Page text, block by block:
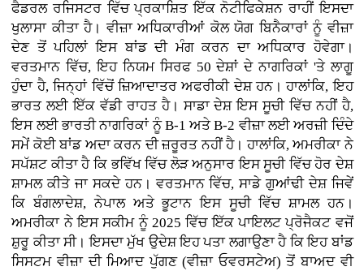
ਫੈਡਰਲ ਰਜਿਸਟਰ ਵਿੱਚ ਪ੍ਰਕਾਸ਼ਿਤ ਇੱਕ ਨੋਟੀਫਿਕੇਸ਼ਨ ਰਾਹੀਂ ਇਸਦਾ
ਖੁਲਾਸਾ ਕੀਤਾ ਹੈ। ਵੀਜ਼ਾ ਅਧਿਕਾਰੀਆਂ ਕੋਲ ਯੋਗ ਬਿਨੈਕਾਰਾਂ ਨੂੰ ਵੀਜ਼ਾ
ਦੇਣ ਤੋਂ ਪਹਿਲਾਂ ਇਸ ਬਾਂਡ ਦੀ ਮੰਗ ਕਰਨ ਦਾ ਅਧਿਕਾਰ ਹੋਵੇਗਾ।
ਵਰਤਮਾਨ ਵਿੱਚ, ਇਹ ਨਿਯਮ ਸਿਰਫ 50 ਦੇਸ਼ਾਂ ਦੇ ਨਾਗਰਿਕਾਂ 'ਤੇ ਲਾਗੂ
ਹੁੰਦਾ ਹੈ, ਜਿਨ੍ਹਾਂ ਵਿੱਚੋਂ ਜ਼ਿਆਦਾਤਰ ਅਫਰੀਕੀ ਦੇਸ਼ ਹਨ। ਹਾਲਾਂਕਿ, ਇਹ
ਭਾਰਤ ਲਈ ਇੱਕ ਵੱਡੀ ਰਾਹਤ ਹੈ। ਸਾਡਾ ਦੇਸ਼ ਇਸ ਸੂਚੀ ਵਿੱਚ ਨਹੀਂ ਹੈ,
ਇਸ ਲਈ ਭਾਰਤੀ ਨਾਗਰਿਕਾਂ ਨੂੰ B-1 ਅਤੇ B-2 ਵੀਜ਼ਾ ਲਈ ਅਰਜ਼ੀ ਦਿੰਦੇ
ਸਮੇਂ ਕੋਈ ਬਾਂਡ ਅਦਾ ਕਰਨ ਦੀ ਜ਼ਰੂਰਤ ਨਹੀਂ ਹੈ। ਹਾਲਾਂਕਿ, ਅਮਰੀਕਾ ਨੇ
ਸਪੱਸ਼ਟ ਕੀਤਾ ਹੈ ਕਿ ਭਵਿੱਖ ਵਿੱਚ ਲੋੜ ਅਨੁਸਾਰ ਇਸ ਸੂਚੀ ਵਿੱਚ ਹੋਰ ਦੇਸ਼
ਸ਼ਾਮਲ ਕੀਤੇ ਜਾ ਸਕਦੇ ਹਨ। ਵਰਤਮਾਨ ਵਿੱਚ, ਸਾਡੇ ਗੁਆਂਢੀ ਦੇਸ਼ ਜਿਵੇਂ
ਕਿ ਬੰਗਲਾਦੇਸ਼, ਨੇਪਾਲ ਅਤੇ ਭੂਟਾਨ ਇਸ ਸੂਚੀ ਵਿੱਚ ਸ਼ਾਮਲ ਹਨ।
ਅਮਰੀਕਾ ਨੇ ਇਸ ਸਕੀਮ ਨੂੰ 2025 ਵਿੱਚ ਇੱਕ ਪਾਇਲਟ ਪ੍ਰੋਜੈਕਟ ਵਜੋਂ
ਸ਼ੁਰੂ ਕੀਤਾ ਸੀ। ਇਸਦਾ ਮੁੱਖ ਉਦੇਸ਼ ਇਹ ਪਤਾ ਲਗਾਉਣਾ ਹੈ ਕਿ ਇਹ ਬਾਂਡ
ਸਿਸਟਮ ਵੀਜ਼ਾ ਦੀ ਮਿਆਦ ਪੁੱਗਣ (ਵੀਜ਼ਾ ਓਵਰਸਟੇਅ) ਤੋਂ ਬਾਅਦ ਵੀ